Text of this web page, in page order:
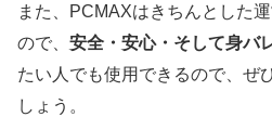
また、PCMAXはきちんとした
ので、 安全・安心・そして身バ
たい人でも使用できるので、ぜ
しょう。